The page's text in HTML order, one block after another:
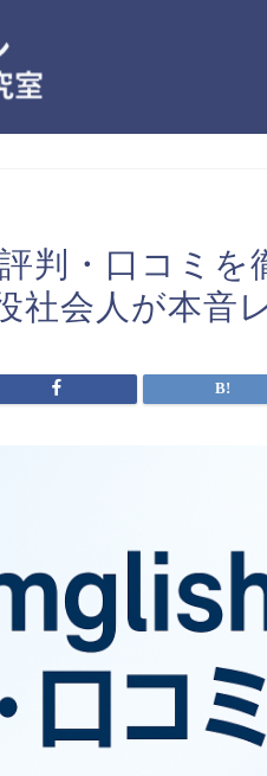
判・口コミを
社会人が本音